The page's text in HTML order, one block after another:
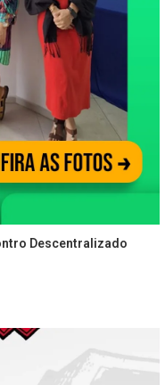
Descentralizado